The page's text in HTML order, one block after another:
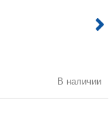
В наличии